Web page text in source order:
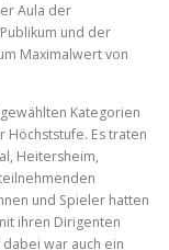
Aula der
und der
Maximalwert von
Kategorien
Es traten
Heitersheim,
und Spieler hatten
ihren Dirigenten
war auch ein